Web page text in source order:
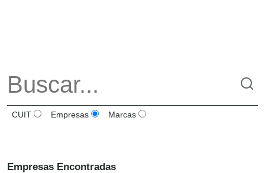
CUIT Empresas Marcas
Empresas Encontradas